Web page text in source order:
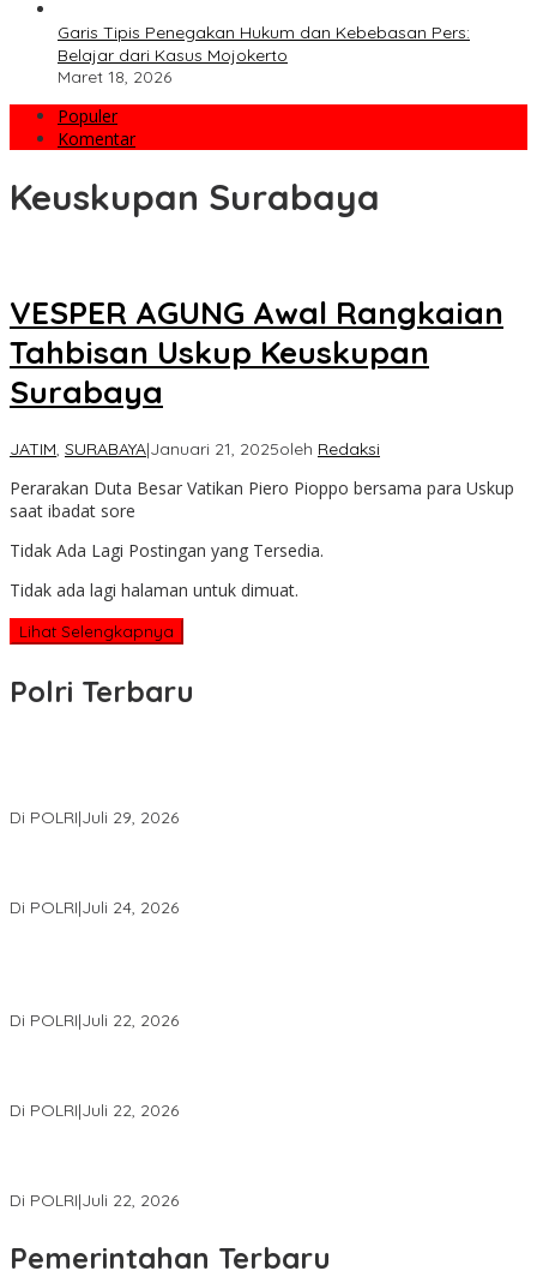
Garis Tipis Penegakan Hukum dan Kebebasan Pers:
Belajar dari Kasus Mojokerto
Maret 18, 2026
Populer
Komentar
Keuskupan Surabaya
VESPER AGUNG Awal Rangkaian
Tahbisan Uskup Keuskupan
Surabaya
JATIM, SURABAYA|Januari 21, 2025oleh Redaksi
Perarakan Duta Besar Vatikan Piero Pioppo bersama para Uskup
saat ibadat sore
Tidak Ada Lagi Postingan yang Tersedia.
Tidak ada lagi halaman untuk dimuat.
Lihat Selengkapnya
Polri Terbaru
Di POLRI|Juli 29, 2026
Di POLRI|Juli 24, 2026
Di POLRI|Juli 22, 2026
Di POLRI|Juli 22, 2026
Di POLRI|Juli 22, 2026
Pemerintahan Terbaru